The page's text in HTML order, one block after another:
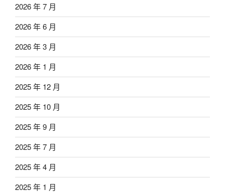
2026 年 7 月
2026 年 6 月
2026 年 3 月
2026 年 1 月
2025 年 12 月
2025 年 10 月
2025 年 9 月
2025 年 7 月
2025 年 4 月
2025 年 1 月